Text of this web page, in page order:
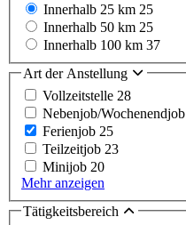
Innerhalb 25 km 25
Innerhalb 50 km 25
Innerhalb 100 km 37
Art der Anstellung
Vollzeitstelle 28
Nebenjob/Wochenendjob
Ferienjob 25
Teilzeitjob 23
Minijob 20
Mehr anzeigen
Tätigkeitsbereich